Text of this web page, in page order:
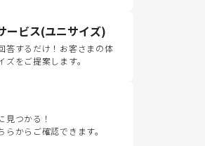
ービス(ユニサイズ)
答するだけ！お客さまの体
をご提案します。
見つかる！
からご確認できます。